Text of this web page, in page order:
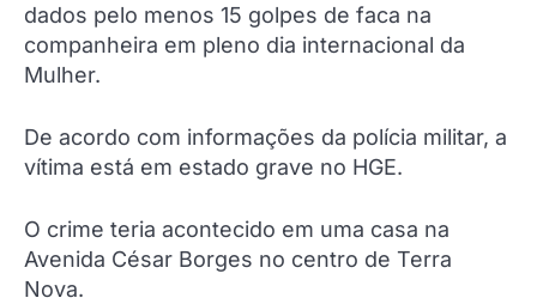
dados pelo menos 15 golpes de faca na
companheira em pleno dia internacional da
Mulher.
De acordo com informações da polícia militar, a
vítima está em estado grave no HGE.
O crime teria acontecido em uma casa na
Avenida César Borges no centro de Terra
Nova.